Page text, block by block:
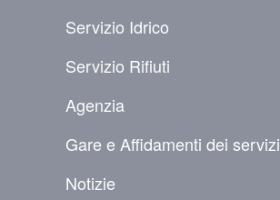
Servizio Idrico
Servizio Rifiuti
Agenzia
Gare e Affidamenti dei servizi
Notizie